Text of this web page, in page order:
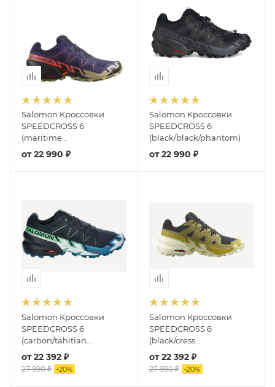
Salomon Кроссовки
SPEEDCROSS 6
(maritime
blue/black/cherry tomato)
от22 990 ₽
Salomon Кроссовки
SPEEDCROSS 6
(black/black/phantom)
от22 990 ₽
Salomon Кроссовки
SPEEDCROSS 6
(carbon/tahitian
tide/white)
от22 392 ₽
27 990 ₽ -20%
Salomon Кроссовки
SPEEDCROSS 6
(black/cress
green/transparent yellow)
от22 392 ₽
27 990 ₽ -20%